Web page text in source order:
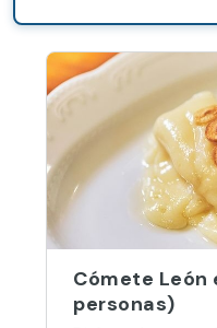
Cómete León
personas)